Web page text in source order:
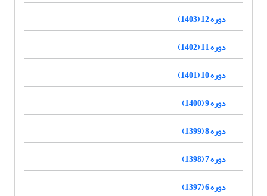
دوره 12 (1403)
دوره 11 (1402)
دوره 10 (1401)
دوره 9 (1400)
دوره 8 (1399)
دوره 7 (1398)
دوره 6 (1397)